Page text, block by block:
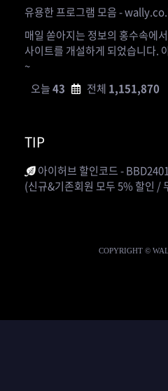
유용한 프로그램 모음 -
매일 쏟아지는 정보의 홍수속에
사이트를 개설하게 되었습니다.
~
오늘43 전체 1,151,870
TIP
아이허브 할인코드 -
(신규&기존회원 모두 5% 할인 /
COPYRIGHT ©